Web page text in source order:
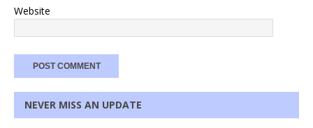
Website
NEVER MISS AN UPDATE